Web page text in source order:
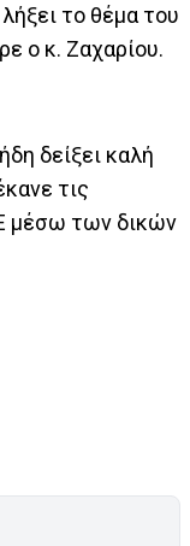
το θέμα του
ο κ. Ζαχαρίου.
δείξει καλή
τις
μέσω των δικών